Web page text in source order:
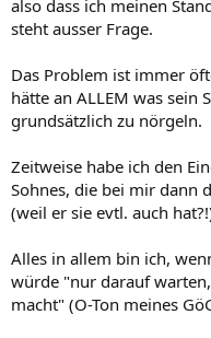
also dass ich meinen
steht ausser Frage.
Das Problem ist immer
hätte an ALLEM was sein
grundsätzlich zu nörgeln.
Zeitweise habe ich den
Sohnes, die bei mir dann
(weil er sie evtl. auch
Alles in allem bin ich,
würde "nur darauf
macht" (O-Ton meines